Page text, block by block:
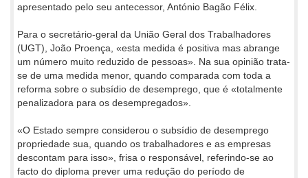
apresentado pelo seu antecessor, António Bagão Félix.
Para o secretário-geral da União Geral dos Trabalhadores
(UGT), João Proença, «esta medida é positiva mas abrange
um número muito reduzido de pessoas». Na sua opinião trata-
se de uma medida menor, quando comparada com toda a
reforma sobre o subsídio de desemprego, que é «totalmente
penalizadora para os desempregados».
«O Estado sempre considerou o subsídio de desemprego
propriedade sua, quando os trabalhadores e as empresas
descontam para isso», frisa o responsável, referindo-se ao
facto do diploma prever uma redução do período de